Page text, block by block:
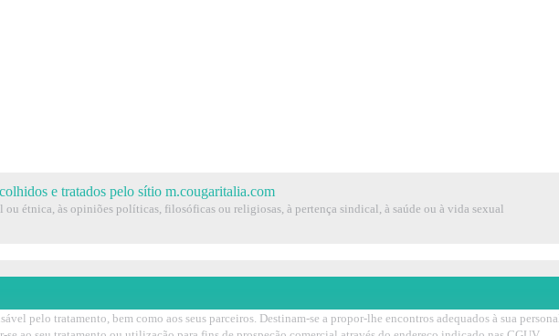
e tratados pelo sítio m.cougaritalia.com
étnica, às opiniões políticas, filosóficas ou religiosas, à pertença sindical, à saúde ou à vida sexual
pelo tratamento, bem como aos seus parceiros. Destinam-se a propor-lhe encontros adequados à sua